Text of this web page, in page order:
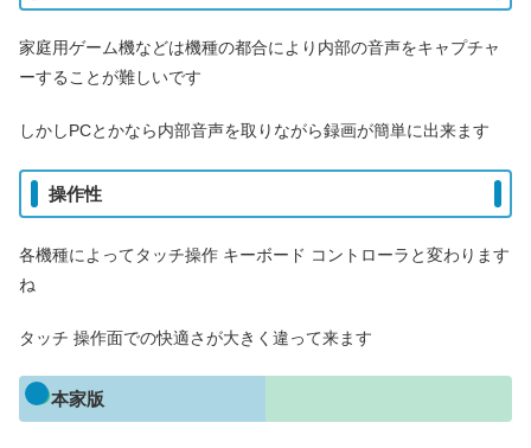
家庭用ゲーム機などは機種の都合により内部の音声をキャプチャ
ーすることが難しいです
しかしPCとかなら内部音声を取りながら録画が簡単に出来ます
操作性
各機種によってタッチ操作 キーボード コントローラと変わります
ね
タッチ 操作面での快適さが大きく違って来ます
本家版